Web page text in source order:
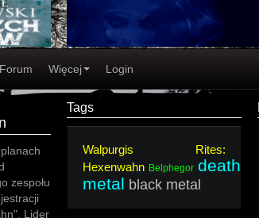
Forum Więcej Login
zespołu
Lider
Tags
Walpurgis Rites:
Hexenwahn Belphegor death
metal black metal